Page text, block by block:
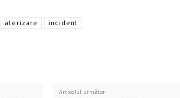
aterizare incident
Articolul următor